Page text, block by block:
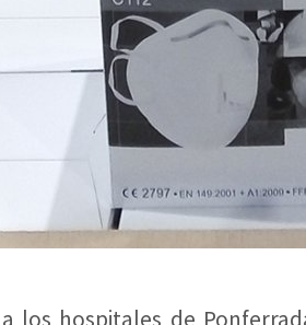
los hospitales de